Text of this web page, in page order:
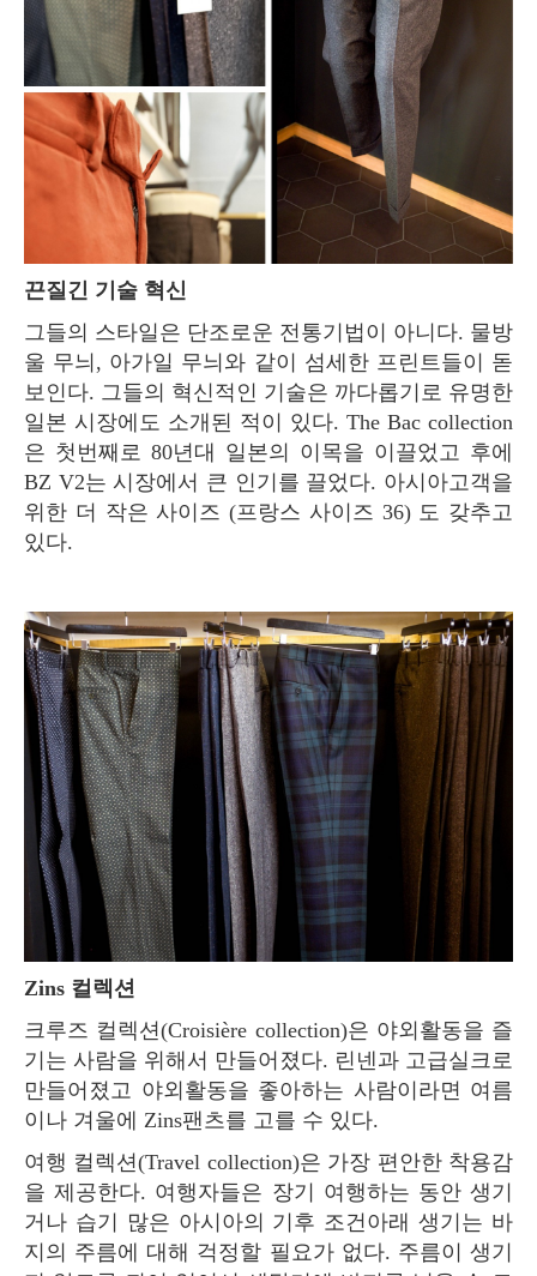
끈질긴 기술 혁신
그들의 스타일은 단조로운 전통기법이 아니다. 물방
울 무늬, 아가일 무늬와 같이 섬세한 프린트들이 돋
보인다. 그들의 혁신적인 기술은 까다롭기로 유명한
일본 시장에도 소개된 적이 있다. The Bac collection
은 첫번째로 80년대 일본의 이목을 이끌었고 후에
BZ V2는 시장에서 큰 인기를 끌었다. 아시아고객을
위한 더 작은 사이즈 (프랑스 사이즈 36) 도 갖추고
있다.
Zins 컬렉션
크루즈 컬렉션(Croisière collection)은 야외활동을 즐
기는 사람을 위해서 만들어졌다. 린넨과 고급실크로
만들어졌고 야외활동을 좋아하는 사람이라면 여름
이나 겨울에 Zins팬츠를 고를 수 있다.
여행 컬렉션(Travel collection)은 가장 편안한 착용감
을 제공한다. 여행자들은 장기 여행하는 동안 생기
거나 습기 많은 아시아의 기후 조건아래 생기는 바
지의 주름에 대해 걱정할 필요가 없다. 주름이 생기